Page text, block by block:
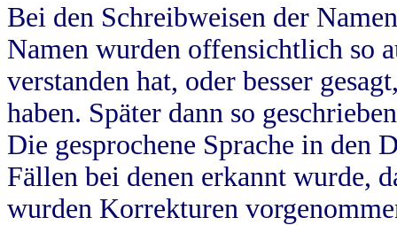
Bei den Schreibweisen der
Namen wurden offensichtlich so
verstanden hat, oder besser
haben. Später dann so
Die gesprochene Sprache in
Fällen bei denen erkannt wurde,
wurden Korrekturen